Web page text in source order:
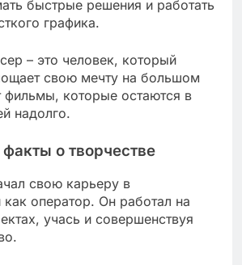
быстрые решения и работать
графика.
– это человек, который
свою мечту на большом
фильмы, которые остаются в
надолго.
о творчестве
свою карьеру в
как оператор. Он работал на
учась и совершенствуя